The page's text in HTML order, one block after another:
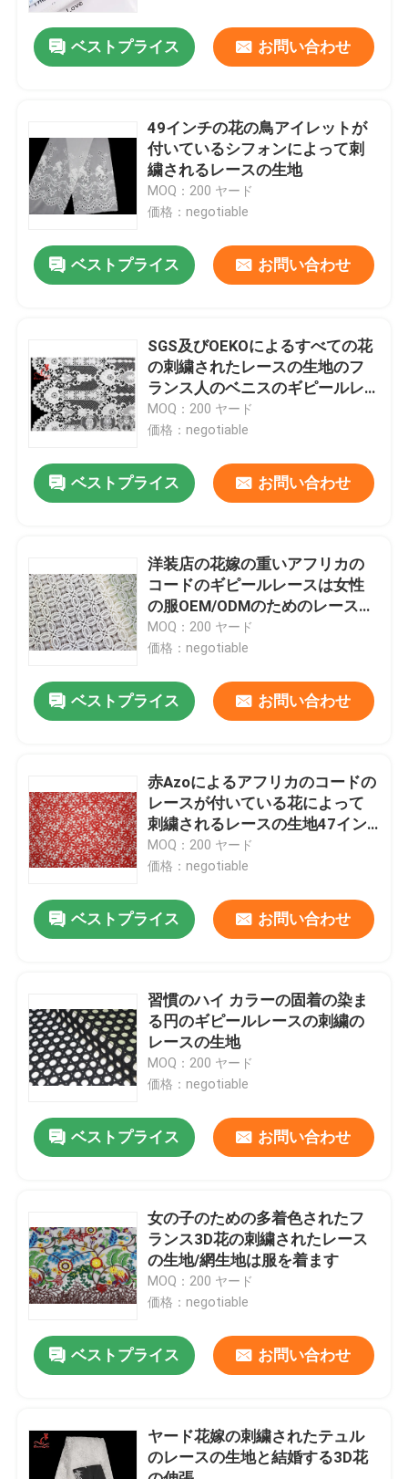
プロダクト
私達について
工場旅行
私達に連絡しなさい
引用を要求しなさい
Exhibition Information
刺繍されたレースのトリム
ベストプライス お問い合わせ
49インチの花の鳥アイレットが
付いているシフォンによって刺
繍されるレースの生地
MOQ：200 ヤード
価格：negotiable
ベストプライス お問い合わせ
SGS及びOEKOによるすべての花
の刺繍されたレースの生地のフ
ランス人のベニスのギピールレ
ースのレース
MOQ：200 ヤード
価格：negotiable
ベストプライス お問い合わせ
洋装店の花嫁の重いアフリカの
コードのギピールレースは女性
の服OEM/ODMのためのレースの
生地を刺繍しました
MOQ：200 ヤード
価格：negotiable
ベストプライス お問い合わせ
赤Azoによるアフリカのコードの
レースが付いている花によって
刺繍されるレースの生地47イン
チのDTMの自由に
MOQ：200 ヤード
価格：negotiable
ベストプライス お問い合わせ
習慣のハイ カラーの固着の染ま
る円のギピールレースの刺繍の
レースの生地
MOQ：200 ヤード
価格：negotiable
ベストプライス お問い合わせ
女の子のための多着色されたフ
ランス3D花の刺繍されたレース
の生地/網生地は服を着ます
MOQ：200 ヤード
価格：negotiable
ベストプライス お問い合わせ
ヤード花嫁の刺繍されたテュル
のレースの生地と結婚する3D花